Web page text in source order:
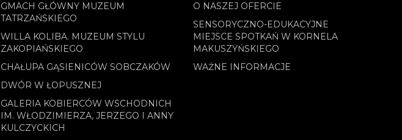
GMACH GŁÓWNY MUZEUM
TATRZAŃSKIEGO
WILLA KOLIBA. MUZEUM STYLU
ZAKOPIAŃSKIEGO
CHAŁUPA GĄSIENICÓW SOBCZAKÓW
DWÓR W ŁOPUSZNEJ
GALERIA KOBIERCÓW WSCHODNICH
IM. WŁODZIMIERZA, JERZEGO I ANNY
KULCZYCKICH
O NASZEJ OFERCIE
SENSORYCZNO-EDUKACYJNE
MIEJSCE SPOTKAŃ W KORNELA
MAKUSZYŃSKIEGO
WAŻNE INFORMACJE